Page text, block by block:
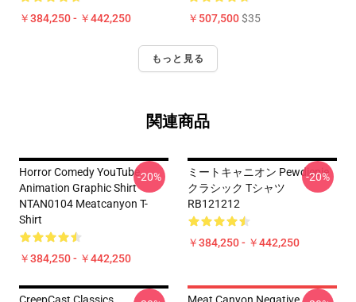
￥384,250 - ￥442,250 ￥507,500$35
もっと見る
関連商品
Horror Comedy YouTube
Animation Graphic Shirt
NTAN0104 Meatcanyon T-
Shirt
￥384,250 - ￥442,250
-20%
ミートキャニオン Pewdiepie
クラシック Tシャツ
RB121212
￥384,250 - ￥442,250
-20%